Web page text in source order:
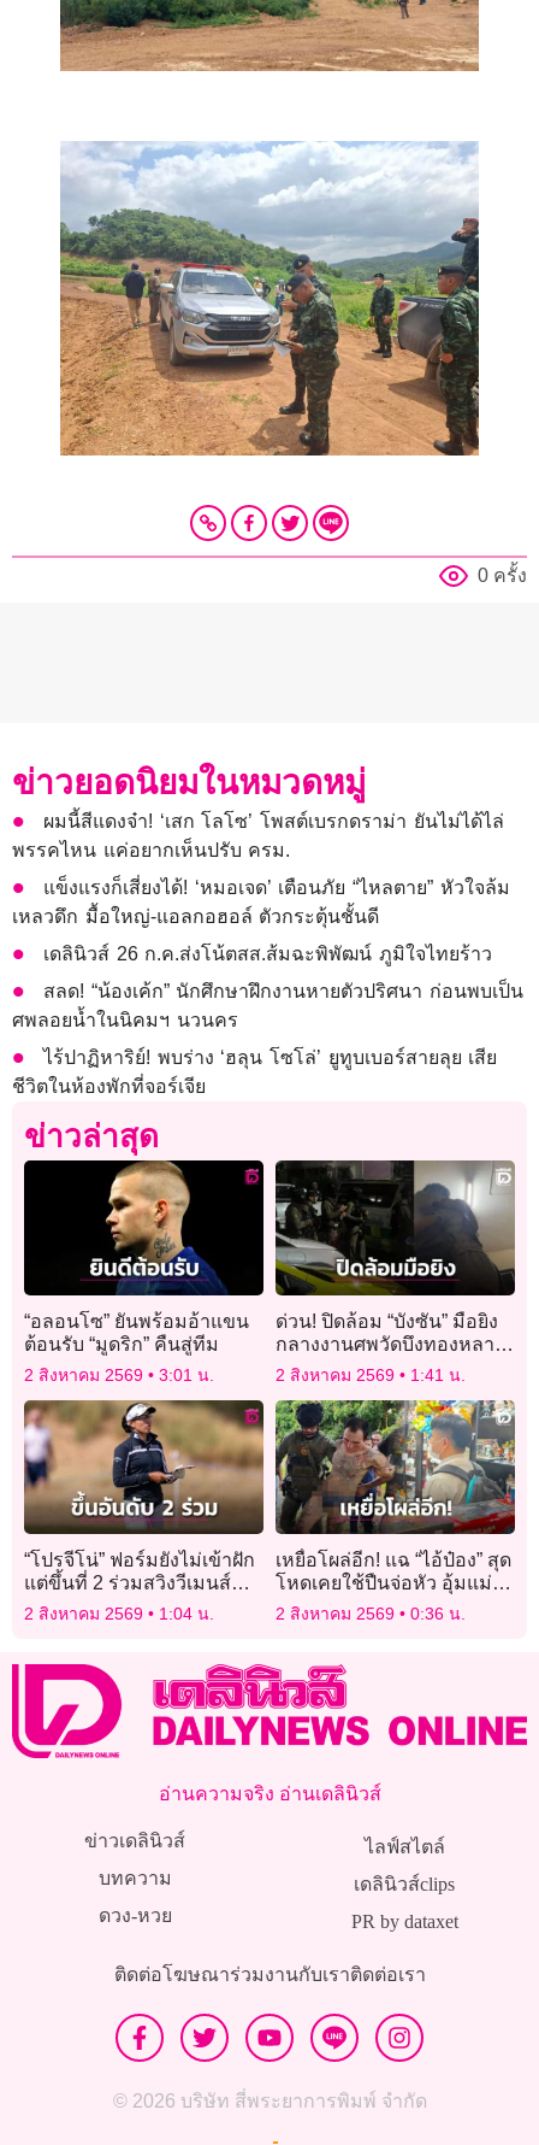
0 ครั้ง
ข่าวยอดนิยมในหมวดหมู่
ผมนี้สีแดงจ๋า! ‘เสก โลโซ’ โพสต์เบรกดราม่า ยันไม่ได้ไล่
พรรคไหน แค่อยากเห็นปรับ ครม.
แข็งแรงก็เสี่ยงได้! ‘หมอเจด’ เตือนภัย “ไหลตาย” หัวใจล้ม
เหลวดึก มื้อใหญ่-แอลกอฮอล์ ตัวกระตุ้นชั้นดี
เดลินิวส์ 26 ก.ค.ส่งโน้ตสส.ส้มฉะพิพัฒน์ ภูมิใจไทยร้าว
สลด! “น้องเค้ก” นักศึกษาฝึกงานหายตัวปริศนา ก่อนพบเป็น
ศพลอยน้ำในนิคมฯ นวนคร
ไร้ปาฏิหาริย์! พบร่าง ‘ฮลุน โซโล่’ ยูทูบเบอร์สายลุย เสีย
ชีวิตในห้องพักที่จอร์เจีย
ข่าวล่าสุด
“อลอนโซ” ยันพร้อมอ้าแขน
ต้อนรับ “มูดริก” คืนสู่ทีม
2 สิงหาคม 2569 3:01 น.
ด่วน! ปิดล้อม “บังซัน” มือยิง
กลางงานศพวัดบึงทองหลาง
ถือปืนไลฟ์สดอยู่กับแฟนสาว
2 สิงหาคม 2569 1:41 น.
“โปรจีโน่” ฟอร์มยังไม่เข้าฝัก
แต่ขึ้นที่ 2 ร่วมสวิงวีเมนส์
โอเพ่น
2 สิงหาคม 2569 1:04 น.
เหยื่อโผล่อีก! แฉ “ไอ้ป๋อง” สุด
โหดเคยใช้ปืนจ่อหัว อุ้มแม่
หวังพาไปฝังดินเขาชีจรรย์
2 สิงหาคม 2569 0:36 น.
อ่านความจริง อ่านเดลินิวส์
ข่าวเดลินิวส์
บทความ
ดวง-หวย
ไลฟ์สไตล์
เดลินิวส์clips
PR by dataxet
ติดต่อโฆษณาร่วมงานกับเราติดต่อเรา
© 2026 บริษัท สี่พระยาการพิมพ์ จำกัด